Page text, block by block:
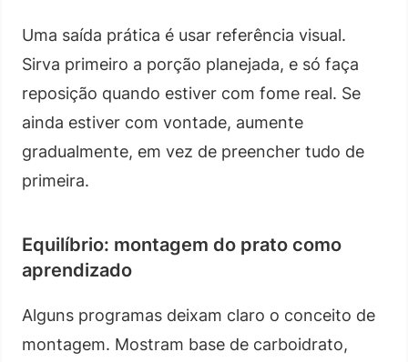
Uma saída prática é usar referência visual.
Sirva primeiro a porção planejada, e só faça
reposição quando estiver com fome real. Se
ainda estiver com vontade, aumente
gradualmente, em vez de preencher tudo de
primeira.
Equilíbrio: montagem do prato como
aprendizado
Alguns programas deixam claro o conceito de
montagem. Mostram base de carboidrato,